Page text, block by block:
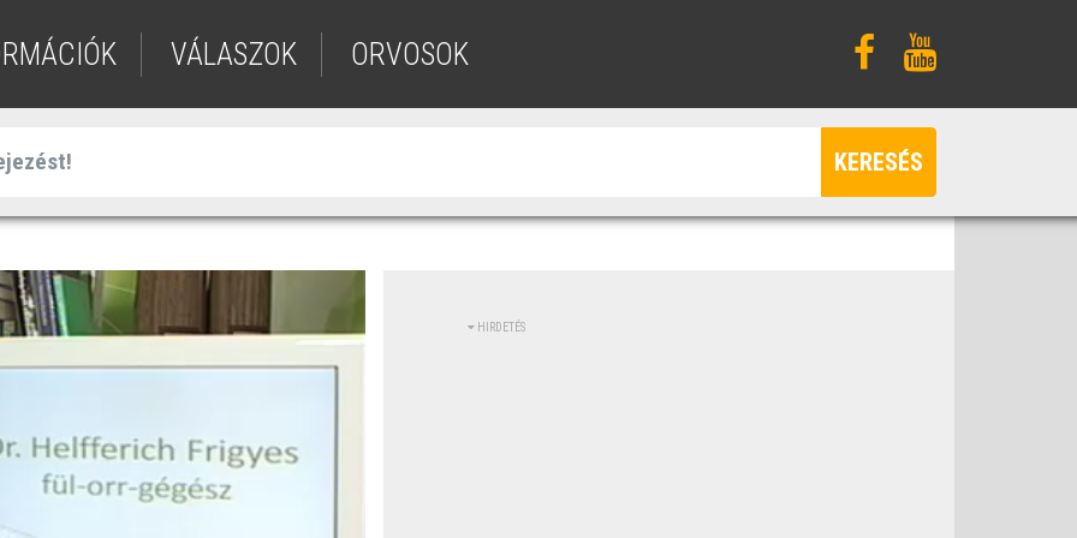
VÁLASZOK ORVOSOK
KERESÉS
HIRDETÉS